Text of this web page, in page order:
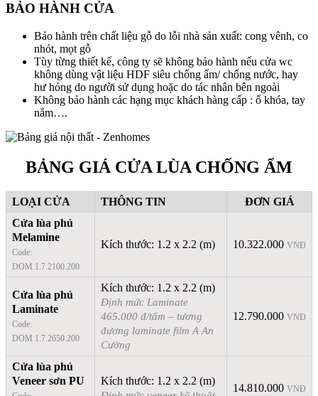
BẢO HÀNH CỬA
Bảo hành trên chất liệu gỗ do lỗi nhà sản xuất: cong vênh, co
nhót, mọt gỗ
Tùy từng thiết kế, công ty sẽ không bảo hành nếu cửa wc
không dùng vật liệu HDF siêu chống ẩm/ chống nước, hay
hư hỏng do người sử dụng hoặc do tác nhân bên ngoài
Không bảo hành các hạng mục khách hàng cấp : ổ khóa, tay
nắm….
BẢNG GIÁ CỬA LÙA CHỐNG ẨM
LOẠI CỬA THÔNG TIN
ĐƠN GIÁ
Cửa lùa phủ
Melamine
Code:
DOM.1.7.2100.200
Kích thước: 1.2 x 2.2 (m) 10.322.000 VNĐ
Cửa lùa phủ
Laminate
Code:
DOM.1.7.2650.200
Kích thước: 1.2 x 2.2 (m)
Định mức Laminate
465.000 đ/tấm – tương
đương laminate film A An
Cường
12.790.000 VNĐ
Cửa lùa phủ
Veneer sơn PU
Kích thước: 1.2 x 2.2 (m)
14.810.000 VNĐ